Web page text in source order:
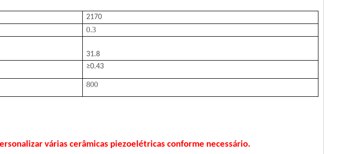
2170
0.3
31.8
≥0.43
800
várias cerâmicas piezoelétricas conforme necessário.